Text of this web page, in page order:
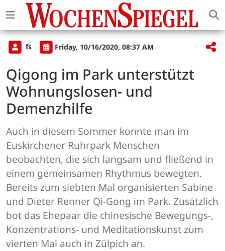
fs Friday, 10/16/2020, 08:37 AM
Qigong im Park unterstützt
Wohnungslosen- und
Demenzhilfe
Auch in diesem Sommer konnte man im
Euskirchener Ruhrpark Menschen
beobachten, die sich langsam und fließend in
einem gemeinsamen Rhythmus bewegten.
Bereits zum siebten Mal organisierten Sabine
und Dieter Renner Qi-Gong im Park. Zusätzlich
bot das Ehepaar die chinesische Bewegungs-,
Konzentrations- und Meditationskunst zum
vierten Mal auch in Zülpich an.